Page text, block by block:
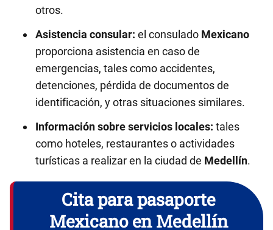
otros.
Asistencia consular: el consulado Mexicano
proporciona asistencia en caso de
emergencias, tales como accidentes,
detenciones, pérdida de documentos de
identificación, y otras situaciones similares.
Información sobre servicios locales: tales
como hoteles, restaurantes o actividades
turísticas a realizar en la ciudad de Medellín.
Cita para pasaporte
Mexicano en Medellín